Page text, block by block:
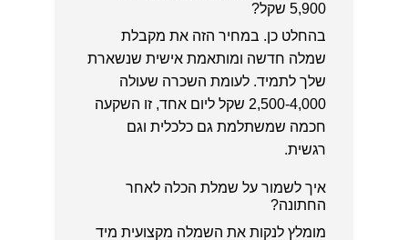
5,900 שקל?
בהחלט כן. במחיר הזה את מקבלת
שמלה חדשה ומותאמת אישית שנשארת
שלך לתמיד. לעומת השכרה שעולה
2,500-4,000 שקל ליום אחד, זו השקעה
חכמה שמשתלמת גם כלכלית וגם
רגשית.
איך לשמור על שמלת הכלה לאחר
החתונה?
מומלץ לנקות את השמלה מקצועית מיד